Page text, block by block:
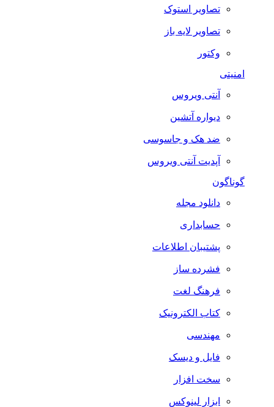
تصاویر استوک
تصاویر لایه باز
وکتور
امنیتی
آنتی ویروس
دیواره آتشین
ضد هک و جاسوسی
آپدیت آنتی ویروس
گوناگون
دانلود مجله
حسابداری
پشتیبان اطلاعات
فشرده ساز
فرهنگ لغت
کتاب الکترونیک
مهندسی
فایل و دیسک
سخت افزار
ابزار لینوکس